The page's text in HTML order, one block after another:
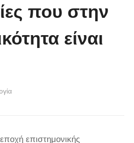
στη
που στην
είναι
επιστημονικής